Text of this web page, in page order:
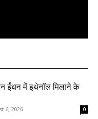
ईंधन में इथेनॉल मिलाने के
6, 2026 0